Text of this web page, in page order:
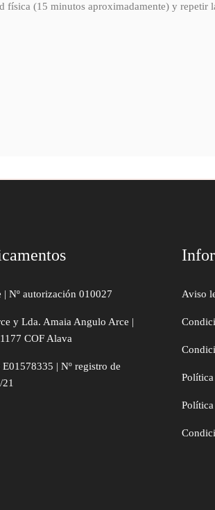
física (15 minutos aproximadamente) y
Nº autorización 010027
y Lda. Amaia Angulo Arce |
COF Alava
| Nº registro de
Aviso